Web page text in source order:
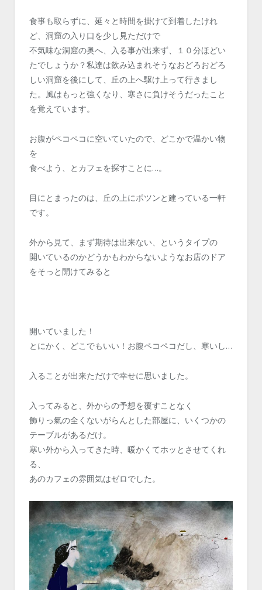
食事も取らずに、延々と時間を掛けて到着したけれ
ど、洞窟の入り口を少し見ただけで
不気味な洞窟の奥へ、入る事が出来ず、１０分ほどい
たでしょうか？私達は飲み込まれそうなおどろおどろ
しい洞窟を後にして、丘の上へ駆け上って行きまし
た。風はもっと強くなり、寒さに負けそうだったこと
を覚えています。
お腹がペコペコに空いていたので、どこかで温かい物
を
食べよう、とカフェを探すことに…。
目にとまったのは、丘の上にポツンと建っている一軒
です。
外から見て、まず期待は出来ない、というタイプの
開いているのかどうかもわからないようなお店のドア
をそっと開けてみると
開いていました！
とにかく、どこでもいい！お腹ペコペコだし、寒いし…
入ることが出来ただけで幸せに思いました。
入ってみると、外からの予想を覆すことなく
飾りっ氣の全くないがらんとした部屋に、いくつかの
テーブルがあるだけ。
寒い外から入ってきた時、暖かくてホッとさせてくれ
る、
あのカフェの雰囲気はゼロでした。